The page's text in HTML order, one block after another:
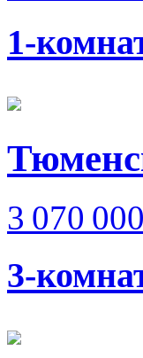
1-
3 070
3-